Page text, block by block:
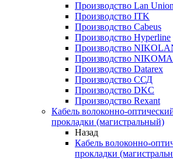
Производство Lan Union
Производство ITK
Производство Cabeus
Производство Hyperline
Производство
Производство
Производство Datarex
Производство ССД
Производство DKC
Производство Rexant
Кабель волоконно-
прокладки (магистральный)
Назад
Кабель волоконно-
прокладки